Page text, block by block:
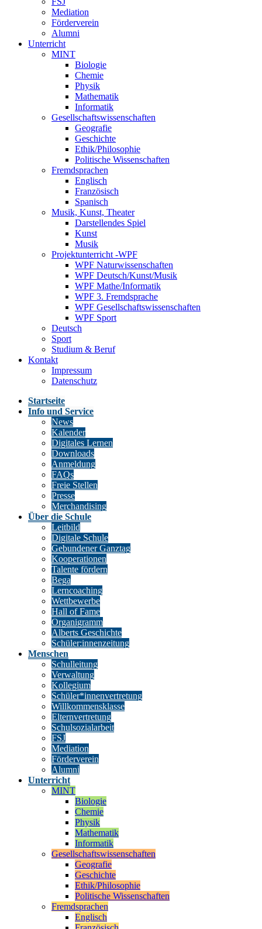
Mediation
Förderverein
Alumni
Unterricht
MINT
Biologie
Chemie
Physik
Mathematik
Informatik
Gesellschaftswissenschaften
Geografie
Geschichte
Ethik/Philosophie
Politische Wissenschaften
Fremdsprachen
Englisch
Französisch
Spanisch
Musik, Kunst, Theater
Darstellendes Spiel
Kunst
Musik
Projektunterricht -WPF
WPF Naturwissenschaften
WPF Deutsch/Kunst/Musik
WPF Mathe/Informatik
WPF 3. Fremdsprache
WPF Gesellschaftswissenschaften
WPF Sport
Deutsch
Sport
Studium & Beruf
Kontakt
Impressum
Datenschutz
Startseite
Info und Service
News
Kalender
Digitales Lernen
Downloads
Anmeldung
FAQs
Freie Stellen
Presse
Merchandising
Über die Schule
Leitbild
Digitale Schule
Gebundener Ganztag
Kooperationen
Talente fördern
Bega
Lerncoaching
Wettbewerbe
Hall of Fame
Organigramm
Alberts Geschichte
Schüler:innenzeitung
Menschen
Schulleitung
Verwaltung
Kollegium
Schüler*innenvertretung
Willkommensklasse
Elternvertretung
Schulsozialarbeit
FSJ
Mediation
Förderverein
Alumni
Unterricht
MINT
Biologie
Chemie
Physik
Mathematik
Informatik
Gesellschaftswissenschaften
Geografie
Geschichte
Ethik/Philosophie
Politische Wissenschaften
Fremdsprachen
Englisch